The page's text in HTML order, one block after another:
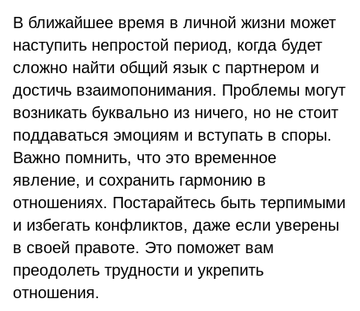
В ближайшее время в личной жизни может
наступить непростой период, когда будет
сложно найти общий язык с партнером и
достичь взаимопонимания. Проблемы могут
возникать буквально из ничего, но не стоит
поддаваться эмоциям и вступать в споры.
Важно помнить, что это временное
явление, и сохранить гармонию в
отношениях. Постарайтесь быть терпимыми
и избегать конфликтов, даже если уверены
в своей правоте. Это поможет вам
преодолеть трудности и укрепить
отношения.